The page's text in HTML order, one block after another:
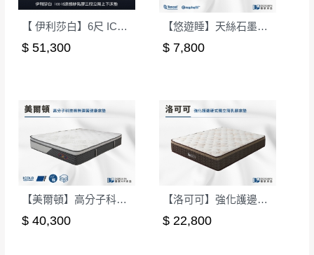
【 伊利莎白】6尺 ICOLD涼感紗乳膠三段獨立筒上下床墊｜德新 VIP 床墊
$ 51,300
【悠遊睡】天絲石墨烯三折墊｜薄墊｜摺疊床墊-單人3尺
$ 7,800
【美爾頓】高分子科技棉無彈簧健康床墊-雙人加大6尺(偏硬)｜德新 VIP 床墊
$ 40,300
【洛可可】強化護邊硬式獨立筒乳膠床墊-雙人5尺｜德新床墊
$ 22,800